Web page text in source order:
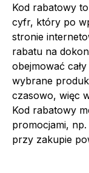
Kod rabatowy
cyfr, który po
stronie
rabatu na
obejmować
wybrane
czasowo, więc
Kod rabatowy
promocjami,
przy zakupie